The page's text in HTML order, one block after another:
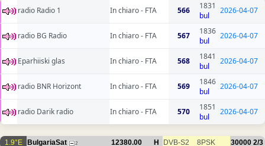
radio Radio 1 In chiaro - FTA 566
1831
bul
2026-04-07
radio BG Radio In chiaro - FTA 567
1836
bul
2026-04-07
Eparhiiski glas In chiaro - FTA 568
1841
bul
2026-04-07
radio BNR Horizont In chiaro - FTA 569
1846
bul
2026-04-07
radio Darik radio In chiaro - FTA 570
1851
bul
2026-04-07
1.9°E BulgariaSat 2 12380.00 H DVB-S2 8PSK 30000 2/3